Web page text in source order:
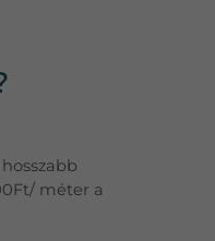
méter a